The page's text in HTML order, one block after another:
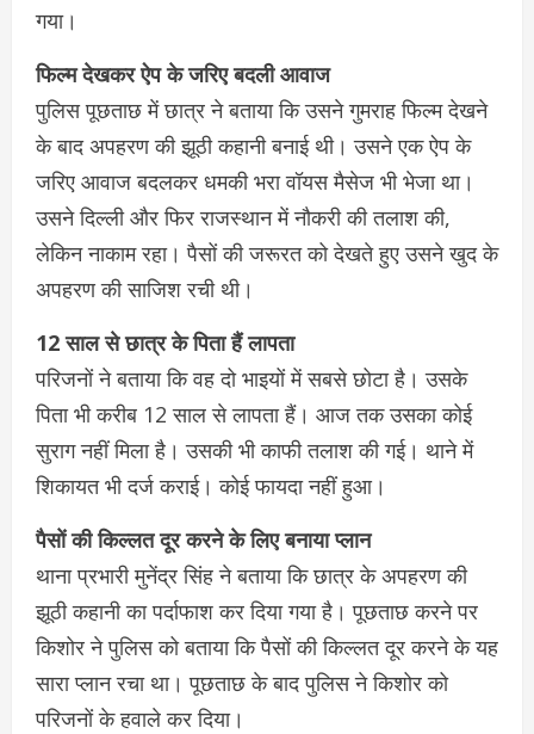
गया।
फिल्म देखकर ऐप के जरिए बदली आवाज
पुलिस पूछताछ में छात्र ने बताया कि उसने गुमराह फिल्म देखने
के बाद अपहरण की झूठी कहानी बनाई थी। उसने एक ऐप के
जरिए आवाज बदलकर धमकी भरा वॉयस मैसेज भी भेजा था।
उसने दिल्ली और फिर राजस्थान में नौकरी की तलाश की,
लेकिन नाकाम रहा। पैसों की जरूरत को देखते हुए उसने खुद के
अपहरण की साजिश रची थी।
12 साल से छात्र के पिता हैं लापता
परिजनों ने बताया कि वह दो भाइयों में सबसे छोटा है। उसके
पिता भी करीब 12 साल से लापता हैं। आज तक उसका कोई
सुराग नहीं मिला है। उसकी भी काफी तलाश की गई। थाने में
शिकायत भी दर्ज कराई। कोई फायदा नहीं हुआ।
पैसों की किल्लत दूर करने के लिए बनाया प्लान
थाना प्रभारी मुनेंद्र सिंह ने बताया कि छात्र के अपहरण की
झूठी कहानी का पर्दाफाश कर दिया गया है। पूछताछ करने पर
किशोर ने पुलिस को बताया कि पैसों की किल्लत दूर करने के यह
सारा प्लान रचा था। पूछताछ के बाद पुलिस ने किशोर को
परिजनों के हवाले कर दिया।